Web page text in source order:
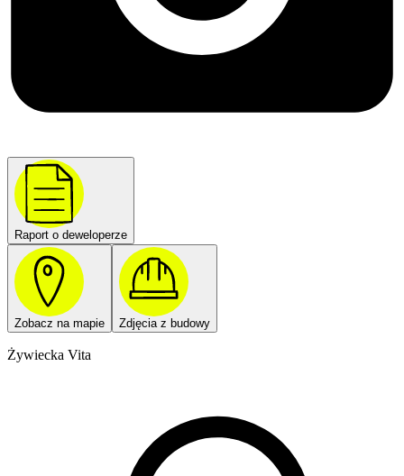
Raport o deweloperze
Zobacz na mapie Zdjęcia z budowy
Żywiecka Vita